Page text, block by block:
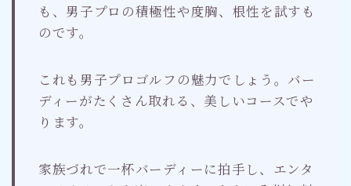
も、男子プロの積極性や度胸、根性を試すも
のです。
これも男子プロゴルフの魅力でしょう。バー
ディーがたくさん取れる、美しいコースでや
ります。
家族づれで一杯バーディーに拍手し、エンタ